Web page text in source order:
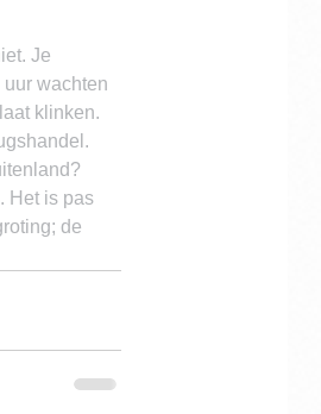
Je
wachten
klinken.
Het is pas
de